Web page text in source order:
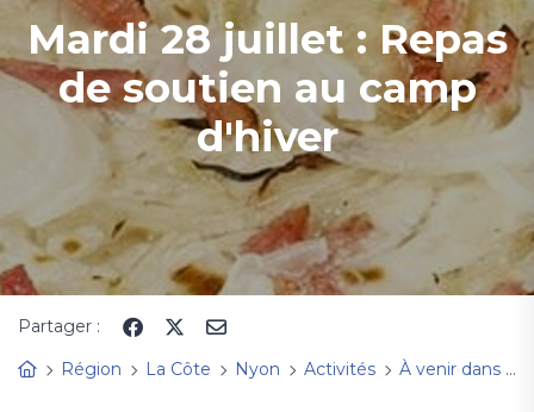
Mardi 28 juillet : Repas
de soutien au camp
d'hiver
Partager :
Région
La Côte Nyon Activités À venir dans votre paroisse